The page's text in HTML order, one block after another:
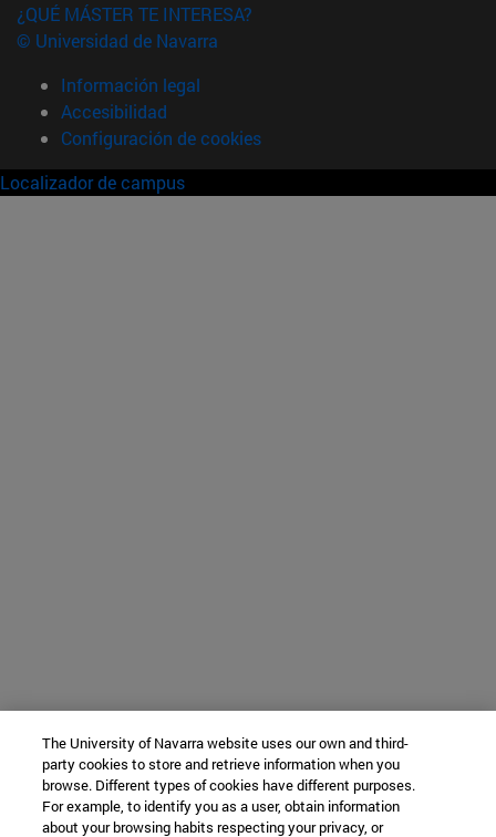
¿QUÉ MÁSTER TE INTERESA?
© Universidad de Navarra
Información legal
Accesibilidad
Configuración de cookies
Localizador de campus
The University of Navarra website uses our own and third-
party cookies to store and retrieve information when you
browse. Different types of cookies have different purposes.
For example, to identify you as a user, obtain information
about your browsing habits respecting your privacy, or